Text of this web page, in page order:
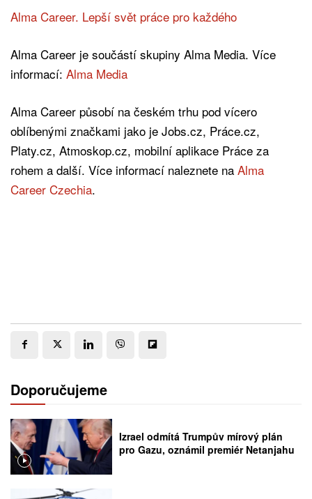
Alma Career. Lepší svět práce pro každého
Alma Career je součástí skupiny Alma Media. Více
informací: Alma Media
Alma Career působí na českém trhu pod vícero
oblíbenými značkami jako je Jobs.cz, Práce.cz,
Platy.cz, Atmoskop.cz, mobilní aplikace Práce za
rohem a další. Více informací naleznete na Alma
Career Czechia.
Doporučujeme
Izrael odmítá Trumpův mírový plán
pro Gazu, oznámil premiér Netanjahu